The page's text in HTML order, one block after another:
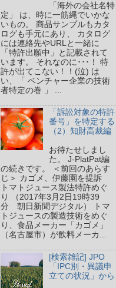
「海外の会社名特
定」 は、時に一筋縄でいかな
いもの。 商品サンプルもカタ
ログも手元にあり、 カタログ
には連絡先やURLと一緒に
「特許出願中」と記載されて
います。 それなのに･･･！ 特
許が出てこない！！(泣) は
い、「 ベンチャー企業の技術
者特定の巻 」 ...
「訴訟対象の特許
番号」を特定する
（2）知財高裁編
お待たせしまし
た。 J-PlatPat編
の続きです。 ＜前回のあらす
じ＞ カゴメ、伊藤園を提訴
トマトジュース製法特許めぐ
り （2017年3月2日19時39
分 朝日新聞デジタル） トマ
トジュースの製造技術をめぐ
り、食品メーカー「カゴメ」
（名古屋市）が飲料メーカ...
[検索雑記] JPO
「IPC別・異議申
立ての状況」から